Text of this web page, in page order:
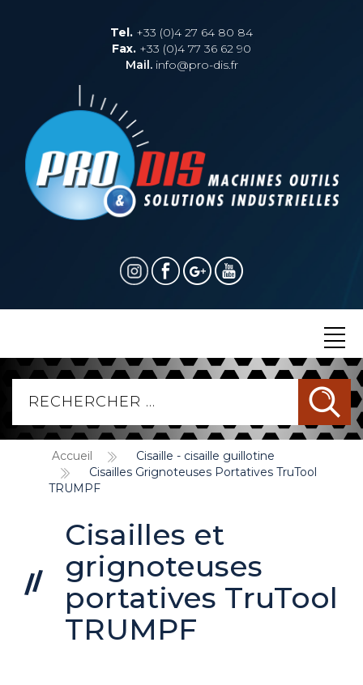
Tel. +33 (0)4 27 64 80 84
Fax. +33 (0)4 77 36 62 90
Mail.info@pro-dis.fr
Accueil
Cisaille - cisaille guillotine
Cisailles Grignoteuses Portatives TruTool
TRUMPF
Cisailles et
grignoteuses
portatives TruTool
TRUMPF